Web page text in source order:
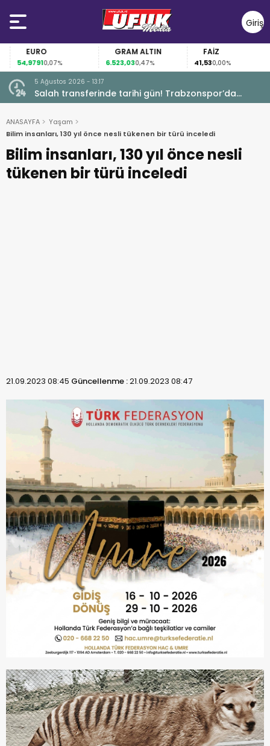
Giriş
Yap
EURO
54,97910,07%
GRAM ALTIN
6.523,030,47%
FAİZ
41,530,00%
5 Ağustos 2026 - 13:17
Salah transferinde tarihi gün! Trabzonspor’da
büyük heyecan
ANASAYFA
Yaşam
Bilim insanları, 130 yıl önce nesli tükenen bir türü inceledi
Bilim insanları, 130 yıl önce nesli
tükenen bir türü inceledi
21.09.2023 08:45 Güncellenme :21.09.2023 08:47